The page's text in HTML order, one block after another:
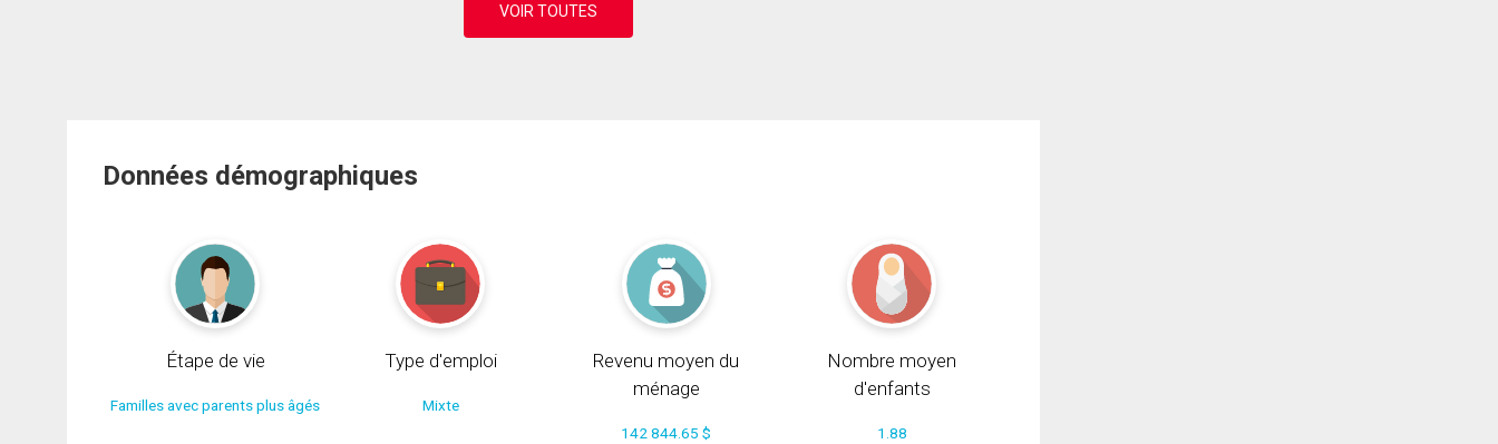
Données démographiques
Étape de vie
Familles avec parents plus âgés
Type d'emploi
Mixte
Revenu moyen du
ménage
142 844.65 $
Nombre moyen
d'enfants
1.88